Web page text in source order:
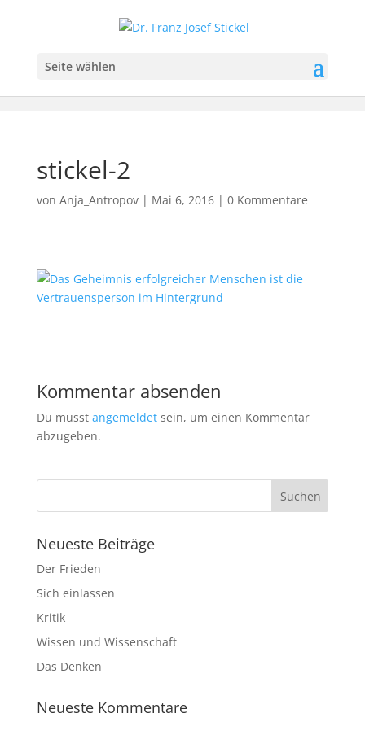
Seite wählen
stickel-2
von Anja_Antropov| Mai 6, 2016| 0 Kommentare
Kommentar absenden
Du musst angemeldetsein, um einen Kommentar
abzugeben.
Neueste Beiträge
Der Frieden
Sich einlassen
Kritik
Wissen und Wissenschaft
Das Denken
Neueste Kommentare